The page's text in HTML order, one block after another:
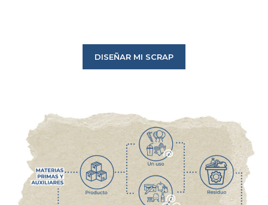
DISEÑAR MI SCRAP